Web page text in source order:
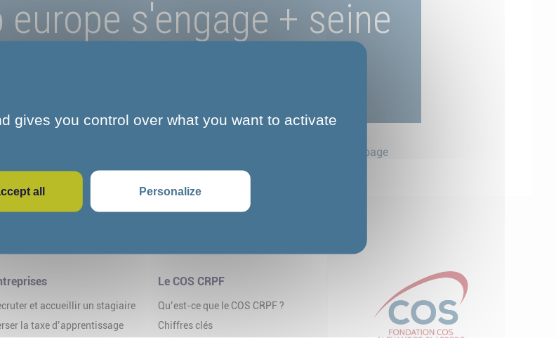
europe s'engage + seine
Partager cette page
et accueillir un stagiaire
la taxe d’apprentissage
Le COS CRPF
Qu’est-ce que le COS CRPF ?
Chiffres clés
gives you control over what you want to activate
all Personalize